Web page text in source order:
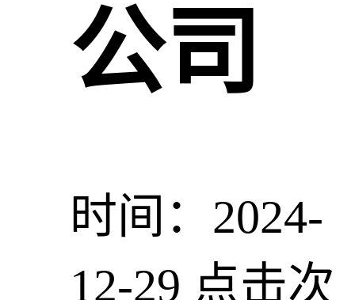
公司
时间：2024-
12-29 点击次